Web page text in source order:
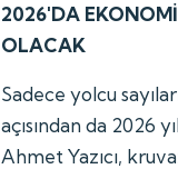
2026'DA
OLACAK
Sadece yolcu
açısından da 2026
Ahmet Yazıcı,